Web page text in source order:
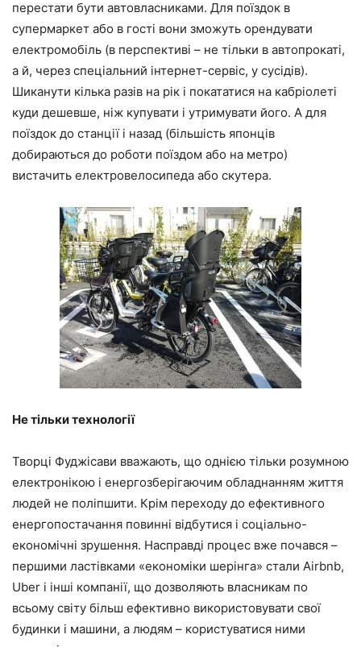
перестати бути автовласниками. Для поїздок в
супермаркет або в гості вони зможуть орендувати
електромобіль (в перспективі – не тільки в автопрокаті,
а й, через спеціальний інтернет-сервіс, у сусідів).
Шиканути кілька разів на рік і покататися на кабріолеті
куди дешевше, ніж купувати і утримувати його. А для
поїздок до станції і назад (більшість японців
добираються до роботи поїздом або на метро)
вистачить електровелосипеда або скутера.
Не тільки технології
Творці Фуджісави вважають, що однією тільки розумною
електронікою і енергозберігаючим обладнанням життя
людей не поліпшити. Крім переходу до ефективного
енергопостачання повинні відбутися і соціально-
економічні зрушення. Насправді процес вже почався –
першими ластівками «економіки шерінга» стали Airbnb,
Uber і інші компанії, що дозволяють власникам по
всьому світу більш ефективно використовувати свої
будинки і машини, а людям – користуватися ними